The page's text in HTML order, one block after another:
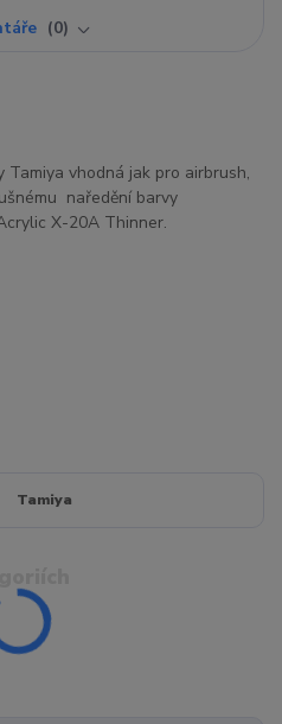
0
vhodná jak pro airbrush,
naředění barvy
X-20A Thinner.
Tamiya